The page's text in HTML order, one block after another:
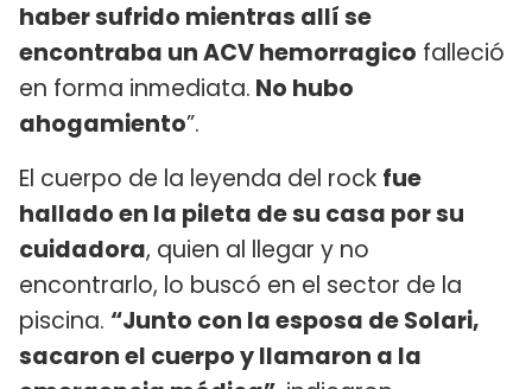
haber sufrido mientras allí se
encontraba un ACV hemorragico falleció
en forma inmediata. No hubo
ahogamiento”.
El cuerpo de la leyenda del rock fue
hallado en la pileta de su casa por su
cuidadora, quien al llegar y no
encontrarlo, lo buscó en el sector de la
piscina. “Junto con la esposa de Solari,
sacaron el cuerpo y llamaron a la